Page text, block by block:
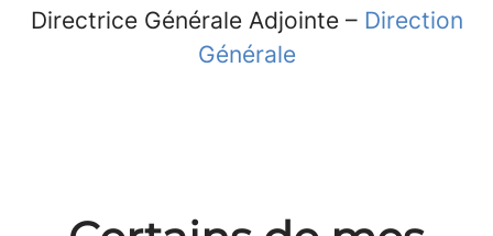
Directrice Générale Adjointe – Direction
Générale